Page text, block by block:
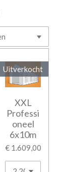
Uitverkocht
XXL
Professi
oneel
6x10m
€ 1.609,00